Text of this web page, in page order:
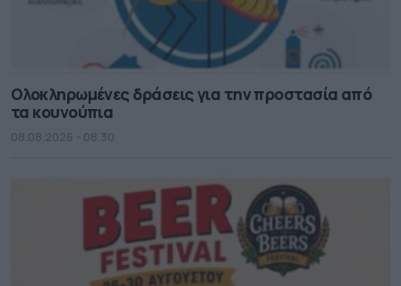
Ολοκληρωμένες δράσεις για την προστασία από
τα κουνούπια
08.08.2026 - 08.30